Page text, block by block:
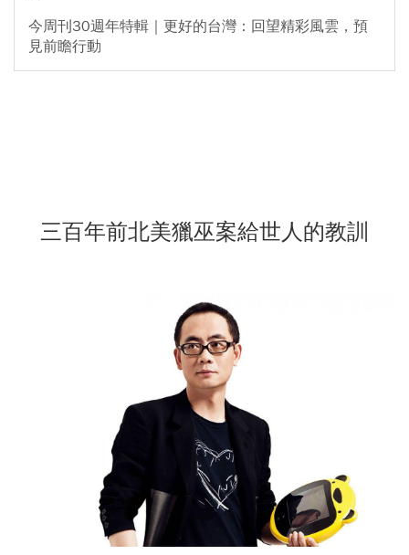
今周刊30週年特輯｜更好的台灣：回望精彩風雲，預
見前瞻行動
三百年前北美獵巫案給世人的教訓